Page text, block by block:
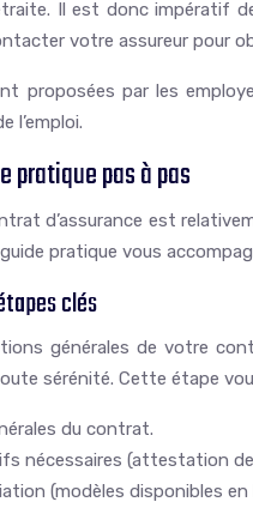
Il est donc impératif
votre assureur pour
proposées par les
l’emploi.
pratique pas à pas
d’assurance est
pratique vous
clés
générales de votre
sérénité. Cette étape
du contrat.
nécessaires (attestation
(modèles disponibles